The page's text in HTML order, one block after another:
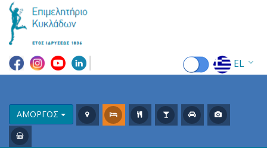
EL
ΑΜΟΡΓΟΣ